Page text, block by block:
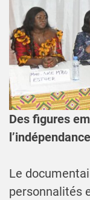
Des figures
l’indépendance
Le
personnalités